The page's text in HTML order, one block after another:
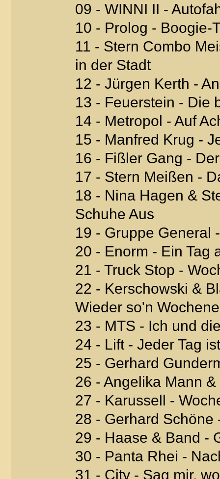
09 - WINNI II -
10 - Prolog - Boogie-
11 - Stern Combo
in der Stadt
12 - Jürgen Kerth -
13 - Feuerstein - Die
14 - Metropol - Auf
15 - Manfred Krug -
16 - Fißler Gang -
17 - Stern Meißen -
18 - Nina Hagen &
Schuhe Aus
19 - Gruppe General
20 - Enorm - Ein Tag
21 - Truck Stop -
22 - Kerschowski &
Wieder so'n
23 - MTS - Ich und
24 - Lift - Jeder Tag
25 - Gerhard
26 - Angelika Mann
27 - Karussell -
28 - Gerhard Schöne
29 - Haase & Band -
30 - Panta Rhei -
31 - City - Sag mir,